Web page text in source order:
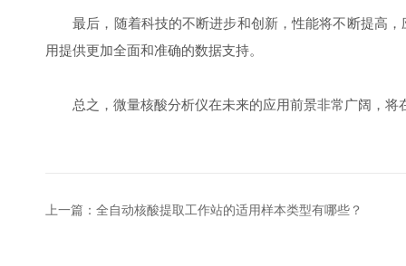
最后，随着科技的不断进步和创新，性能将不断提高，
用提供更加全面和准确的数据支持。
总之，微量核酸分析仪在未来的应用前景非常广阔，将
上一篇： 全自动核酸提取工作站的适用样本类型有哪些？